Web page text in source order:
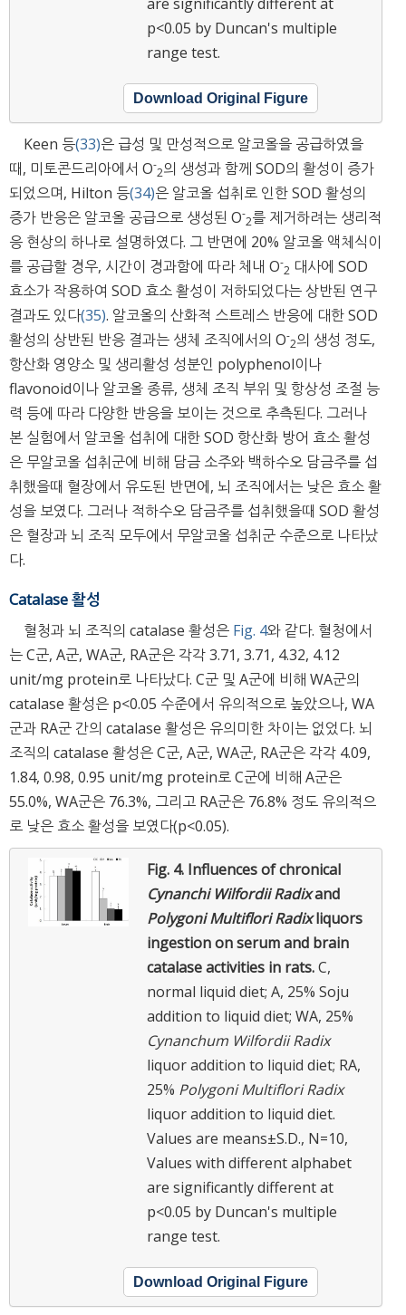
p<0.05 by Duncan's multiple
range test.
Download Original Figure
Keen 등(33)은 급성 및 만성적으로 알코올을 공급하였을
때, 미토콘드리아에서 O-
2의 생성과 함께 SOD의 활성이 증가
되었으며, Hilton 등(34)은 알코올 섭취로 인한 SOD 활성의
증가 반응은 알코올 공급으로 생성된 O-
2를 제거하려는 생리적
응 현상의 하나로 설명하였다. 그 반면에 20% 알코올 액체식이
를 공급할 경우, 시간이 경과함에 따라 체내 O-
2 대사에 SOD
효소가 작용하여 SOD 효소 활성이 저하되었다는 상반된 연구
결과도 있다(35). 알코올의 산화적 스트레스 반응에 대한 SOD
활성의 상반된 반응 결과는 생체 조직에서의 O-
2의 생성 정도,
항산화 영양소 및 생리활성 성분인 polyphenol이나
flavonoid이나 알코올 종류, 생체 조직 부위 및 항상성 조절 능
력 등에 따라 다양한 반응을 보이는 것으로 추측된다. 그러나
본 실험에서 알코올 섭취에 대한 SOD 항산화 방어 효소 활성
은 무알코올 섭취군에 비해 담금 소주와 백하수오 담금주를 섭
취했을때 혈장에서 유도된 반면에, 뇌 조직에서는 낮은 효소 활
성을 보였다. 그러나 적하수오 담금주를 섭취했을때 SOD 활성
은 혈장과 뇌 조직 모두에서 무알코올 섭취군 수준으로 나타났
다.
Catalase 활성
혈청과 뇌 조직의 catalase 활성은 Fig. 4와 같다. 혈청에서
는 C군, A군, WA군, RA군은 각각 3.71, 3.71, 4.32, 4.12
unit/mg protein로 나타났다. C군 및 A군에 비해 WA군의
catalase 활성은 p<0.05 수준에서 유의적으로 높았으나, WA
군과 RA군 간의 catalase 활성은 유의미한 차이는 없었다. 뇌
조직의 catalase 활성은 C군, A군, WA군, RA군은 각각 4.09,
1.84, 0.98, 0.95 unit/mg protein로 C군에 비해 A군은
55.0%, WA군은 76.3%, 그리고 RA군은 76.8% 정도 유의적으
로 낮은 효소 활성을 보였다(p<0.05).
Fig. 4. Influences of chronical
Cynanchi Wilfordii Radixand
Polygoni Multiflori Radixliquors
ingestion on serum and brain
catalase activities in rats.C,
normal liquid diet; A, 25% Soju
addition to liquid diet; WA, 25%
Cynanchum Wilfordii Radix
liquor addition to liquid diet; RA,
25% Polygoni Multiflori Radix
liquor addition to liquid diet.
Values are means±S.D., N=10,
Values with different alphabet
are significantly different at
p<0.05 by Duncan's multiple
range test.
Download Original Figure